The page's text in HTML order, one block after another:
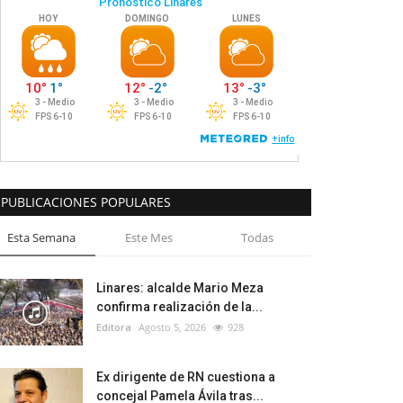
PUBLICACIONES POPULARES
Esta Semana Este Mes Todas
Linares: alcalde Mario Meza
confirma realización de la...
Editora Agosto 5, 2026 928
Ex dirigente de RN cuestiona a
concejal Pamela Ávila tras...